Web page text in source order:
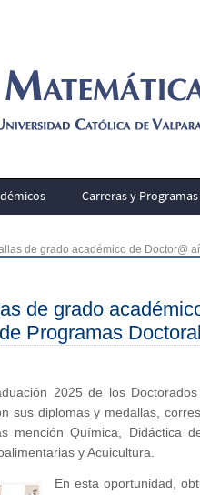
Carreras y Programas
de grado académico de Doctor@
de grado
Programas
2025 de los
sus diplomas y medallas,
mención Química, Didáctica
y Acuicultura.
En esta oportunidad,